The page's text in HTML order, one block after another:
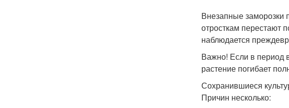
Внезапные заморозки
отросткам перестают
наблюдается
Важно! Если в период
растение погибает
Сохранившиеся
Причин несколько: